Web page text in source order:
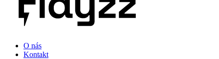
O nás
Kontakt